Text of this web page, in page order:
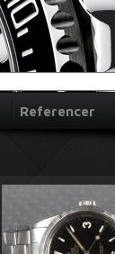
Referencer